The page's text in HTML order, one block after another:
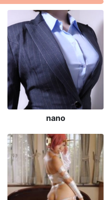
nano